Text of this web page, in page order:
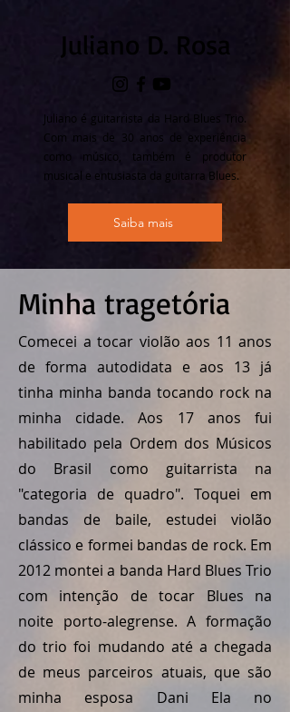
Juliano D. Rosa
Juliano é guitarrista da Hard Blues Trio.
Com mais de 30 anos de experiência
como músico, também é produtor
musical e entusiasta da guitarra Blues.
Saiba mais
Minha tragetória
Comecei a tocar violão aos 11 anos
de forma autodidata e aos 13 já
tinha minha banda tocando rock na
minha cidade. Aos 17 anos fui
habilitado pela Ordem dos Músicos
do Brasil como guitarrista na
"categoria de quadro". Toquei em
bandas de baile, estudei violão
clássico e formei bandas de rock. Em
2012 montei a banda Hard Blues Trio
com intenção de tocar Blues na
noite porto-alegrense. A formação
do trio foi mudando até a chegada
de meus parceiros atuais, que são
minha esposa Dani Ela no